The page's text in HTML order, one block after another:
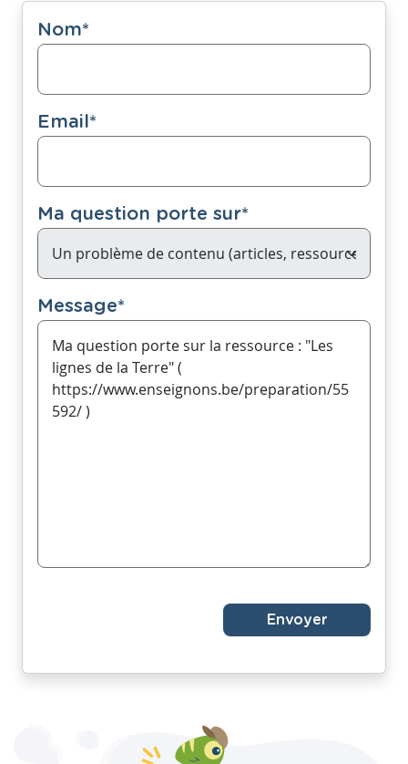
Nom*
Email*
Ma question porte sur*
Message*
Envoyer